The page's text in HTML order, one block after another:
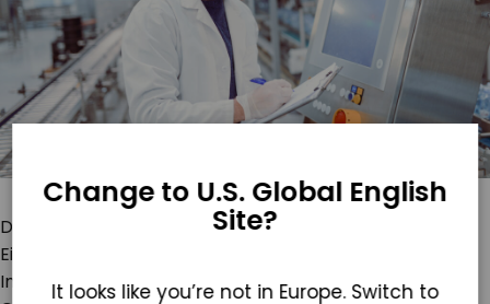
Der Einsatz von Technologie kann die Prozesse zur
Einhaltung von Vorschriften rationalisieren. Die
Implementierung von robusten
Change to U.S. Global English
Site?
It looks like you’re not in Europe. Switch to